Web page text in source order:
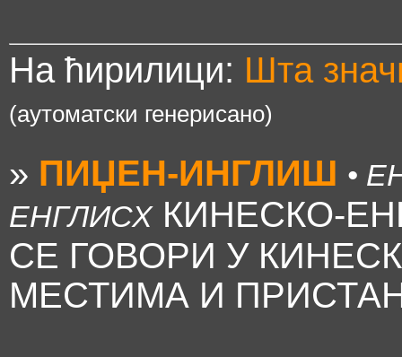
На ћирилици: Шта
(аутоматски генерисано)
» ПИЏЕН-ИНГЛИШ •
ЕНГЛИСХКИНЕСКО-
СЕ ГОВОРИ У
МЕСТИМА И